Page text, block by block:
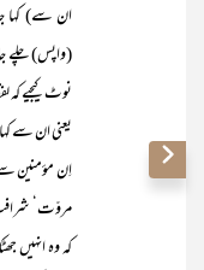
ان سے) کہا
(واپس) چلے
نوٹ کیجیے کہ
یعنی ان سے
اِن مؤمنین
مروّت‘
کہ وہ انہیں